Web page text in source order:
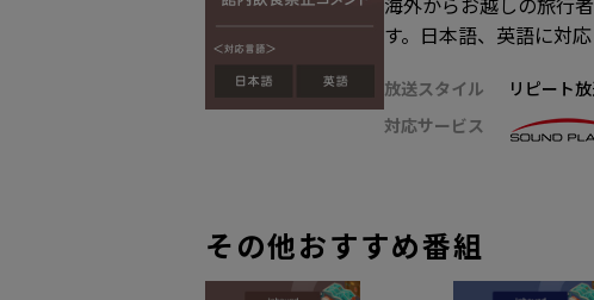
す。日本語、英語に対
放送スタイル リピート
対応サービス
その他おすすめ番組